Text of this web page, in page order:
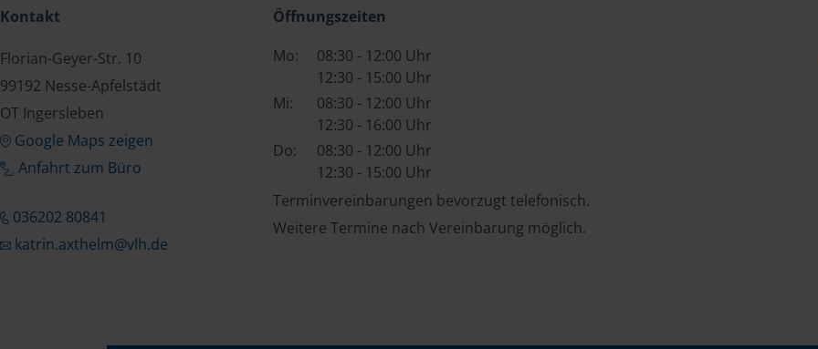
Kontakt
Florian-Geyer-Str. 10
99192 Nesse-Apfelstädt
OT Ingersleben
Google Maps zeigen
Anfahrt zum Büro
036202 80841
katrin.axthelm@vlh.de
Öffnungszeiten
Mo:
08:30 - 12:00 Uhr
12:30 - 15:00 Uhr
Mi:
08:30 - 12:00 Uhr
12:30 - 16:00 Uhr
Do:
08:30 - 12:00 Uhr
12:30 - 15:00 Uhr
Terminvereinbarungen bevorzugt telefonisch.
Weitere Termine nach Vereinbarung möglich.